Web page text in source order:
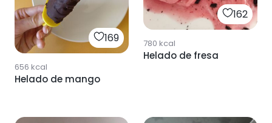
169
656 kcal
Helado de mango
162
780 kcal
Helado de fresa